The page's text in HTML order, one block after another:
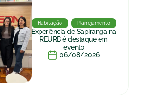
Habitação Planejamento
Experiência de Sapiranga na
REURB é destaque em
evento
06/08/2026